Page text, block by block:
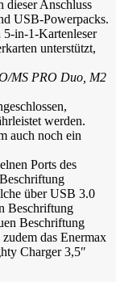
dieser Anschluss
USB-Powerpacks.
5-in-1-Kartenleser
unterstützt,
MS PRO Duo, M2
werden.
auch noch ein
Ports des
über USB 3.0
Beschriftung
Beschriftung
das Enermax
Charger 3,5″